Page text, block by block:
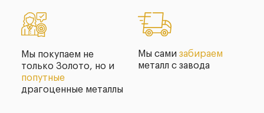
Мы покупаем не
только Золото, но и
попутные
драгоценные металлы
Мы сами забираем
металл с завода